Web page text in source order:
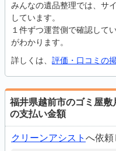
みんなの遺品整理では、サ
しています。
１件ずつ運営側で確認して
がわかります。
詳しくは、 評価・口コミの
福井県越前市のゴミ屋
の支払い金額
クリーンアシスト へ依頼